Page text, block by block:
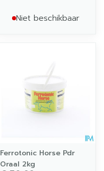
Niet beschikbaar
Ferrotonic Horse Pdr
Oraal 2kg